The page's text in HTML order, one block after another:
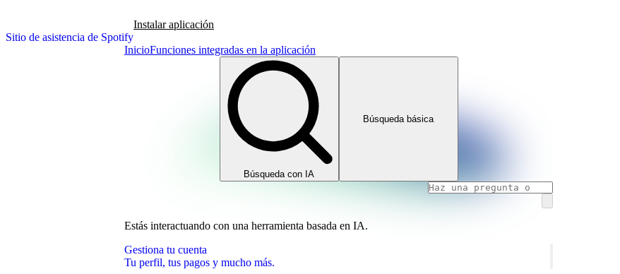
Sitio de asistencia de Spotify
Instalar aplicación
InicioFunciones integradas en la aplicación
Búsqueda con IA
Búsqueda básica
Estás interactuando con una herramienta basada en IA.
Gestiona tu cuenta
Tu perfil, tus pagos y mucho más.